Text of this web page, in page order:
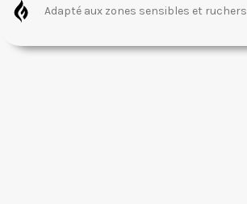
Adapté aux zones sensibles et ruchers